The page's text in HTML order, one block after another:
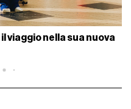
viaggio nella sua nuova